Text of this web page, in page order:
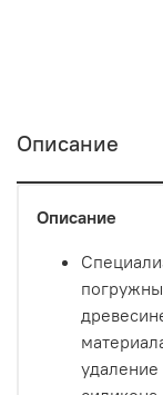
Описание
Описание
удаление